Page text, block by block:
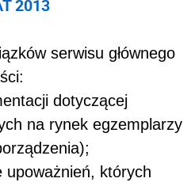
2013
serwisu głównego
dotyczącej
na rynek egzemplarzy
upoważnień, których